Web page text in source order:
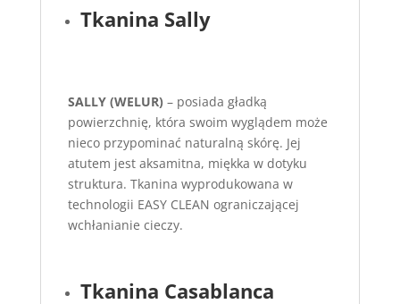
Tkanina Sally
SALLY (WELUR) – posiada gładką
powierzchnię, która swoim wyglądem może
nieco przypominać naturalną skórę. Jej
atutem jest aksamitna, miękka w dotyku
struktura. Tkanina wyprodukowana w
technologii EASY CLEAN ograniczającej
wchłanianie cieczy.
Tkanina Casablanca